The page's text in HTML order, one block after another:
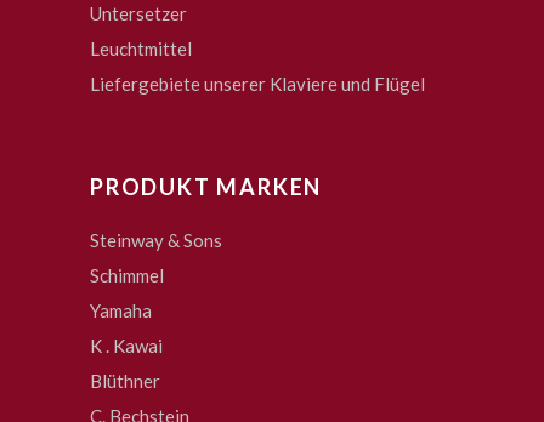
Untersetzer
Leuchtmittel
Liefergebiete unserer Klaviere und Flügel
PRODUKT MARKEN
Steinway & Sons
Schimmel
Yamaha
K . Kawai
Blüthner
C. Bechstein